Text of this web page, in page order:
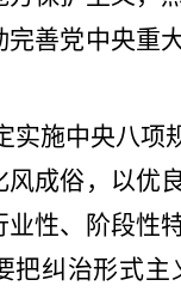
善党中央重
实施中央八项
成俗，以优
性、阶段性
把纠治形式